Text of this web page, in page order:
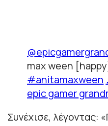
max ween
#anitamaxween
epic gamer
Συνέχισε, λέγοντας: